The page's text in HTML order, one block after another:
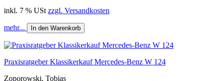
inkl. 7 % USt zzgl. Versandkosten
mehr... In den Warenkorb
Praxisratgeber Klassikerkauf Mercedes-Benz W 124
Zoporowski, Tobias